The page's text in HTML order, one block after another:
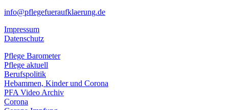
info@pflegefueraufklaerung.de
Impressum
Datenschutz
Pflege Barometer
Pflege aktuell
Berufspolitik
Hebammen, Kinder und Corona
PFA Video Archiv
Corona